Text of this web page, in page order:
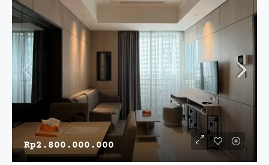
Rp2.800.000.000